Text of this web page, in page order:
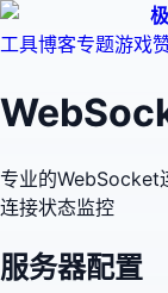
工具博客专题游戏
专业的WebSocket
连接状态监控
服务器配置